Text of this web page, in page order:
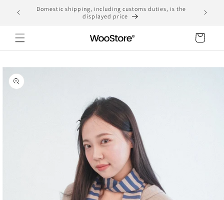
Skip to
content
Domestic shipping, including customs duties, is the
displayed price
Cart
Skip to
product
information